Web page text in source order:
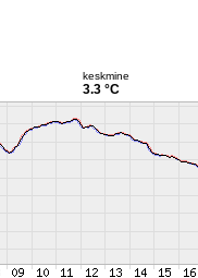
keskmine
3.3 °C